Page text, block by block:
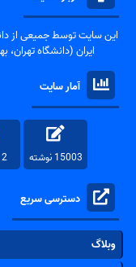
این سایت توسط جمیعی از
ایران (دانشگاه
آمار سایت
15003 نوشته 2 محصول
دسترسی سریع
وبلاگ